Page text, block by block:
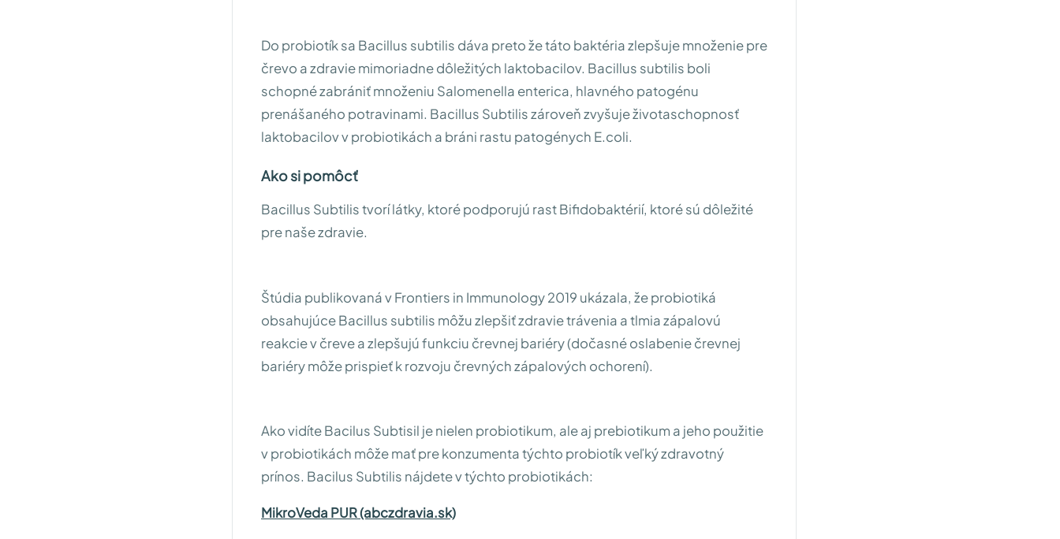
Do probiotík sa Bacillus subtilis dáva preto že táto baktéria zlepšuje množenie pre
črevo a zdravie mimoriadne dôležitých laktobacilov. Bacillus subtilis boli
schopné zabrániť množeniu Salomenella enterica, hlavného patogénu
prenášaného potravinami. Bacillus Subtilis zároveň zvyšuje životaschopnosť
laktobacilov v probiotikách a bráni rastu patogénych E.coli.
Ako si pomôcť
Bacillus Subtilis tvorí látky, ktoré podporujú rast Bifidobaktérií, ktoré sú dôležité
pre naše zdravie.
Štúdia publikovaná v Frontiers in Immunology 2019 ukázala, že probiotiká
obsahujúce Bacillus subtilis môžu zlepšiť zdravie trávenia a tlmia zápalovú
reakcie v čreve a zlepšujú funkciu črevnej bariéry (dočasné oslabenie črevnej
bariéry môže prispieť k rozvoju črevných zápalových ochorení).
Ako vidíte Bacilus Subtisil je nielen probiotikum, ale aj prebiotikum a jeho použitie
v probiotikách môže mať pre konzumenta týchto probiotík veľký zdravotný
prínos. Bacilus Subtilis nájdete v týchto probiotikách:
MikroVeda PUR (abczdravia.sk)